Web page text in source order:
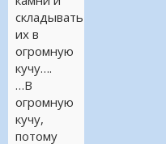
складывать
их в
огромную
кучу….
…В
огромную
кучу,
потому